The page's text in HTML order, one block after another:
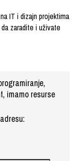
IT i dizajn projektima
zaradite i uživate
imamo resurse